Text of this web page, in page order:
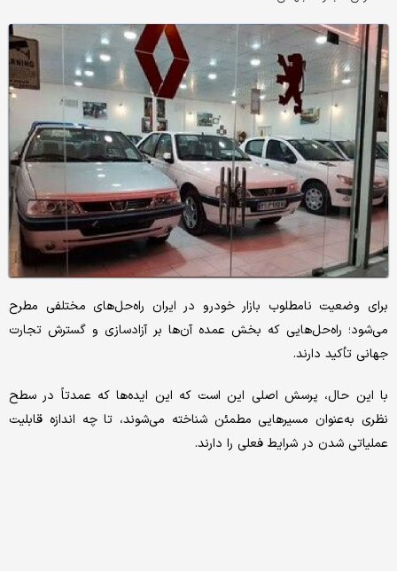
برای وضعیت نامطلوب بازار خودرو در ایران راه‌حل‌های مختلفی مطرح
می‌شود؛ راه‌حل‌هایی که بخش عمده آن‌ها بر آزادسازی و گسترش تجارت
جهانی تأکید دارند.
با این حال، پرسش اصلی این است که این ایده‌ها که عمدتاً در سطح
نظری به‌عنوان مسیرهایی مطمئن شناخته می‌شوند، تا چه اندازه قابلیت
عملیاتی شدن در شرایط فعلی را دارند.